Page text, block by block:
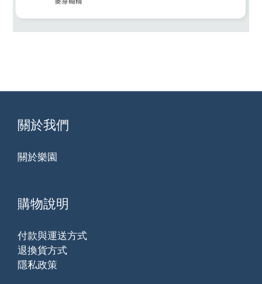
關於我們
關於樂園
購物說明
付款與運送方式
退換貨方式
隱私政策